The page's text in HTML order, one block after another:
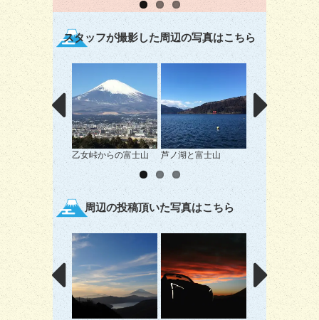
スタッフが撮影した周辺の写真はこちら
乙女峠からの富士山 芦ノ湖と富士山
サリー（息子）
山
周辺の投稿頂いた写真はこちら